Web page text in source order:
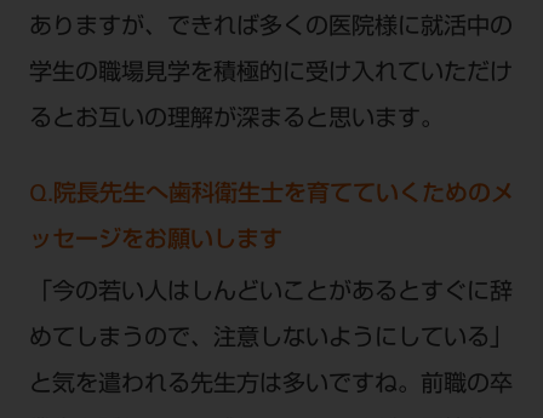
ありますが、できれば多くの医院様に就活中の
学生の職場見学を積極的に受け入れていただけ
るとお互いの理解が深まると思います。
Q.院長先生へ歯科衛生士を育てていくためのメ
ッセージをお願いします
「今の若い人はしんどいことがあるとすぐに辞
めてしまうので、注意しないようにしている」
と気を遣われる先生方は多いですね。前職の卒